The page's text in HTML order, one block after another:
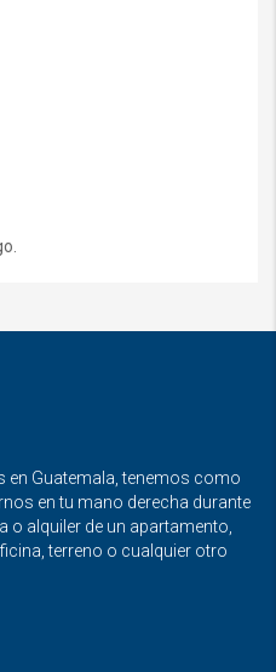
en Guatemala, tenemos como
en tu mano derecha durante
alquiler de un apartamento,
terreno o cualquier otro